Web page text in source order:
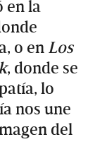
en la
o en Los
, donde se
lo
nos une
del